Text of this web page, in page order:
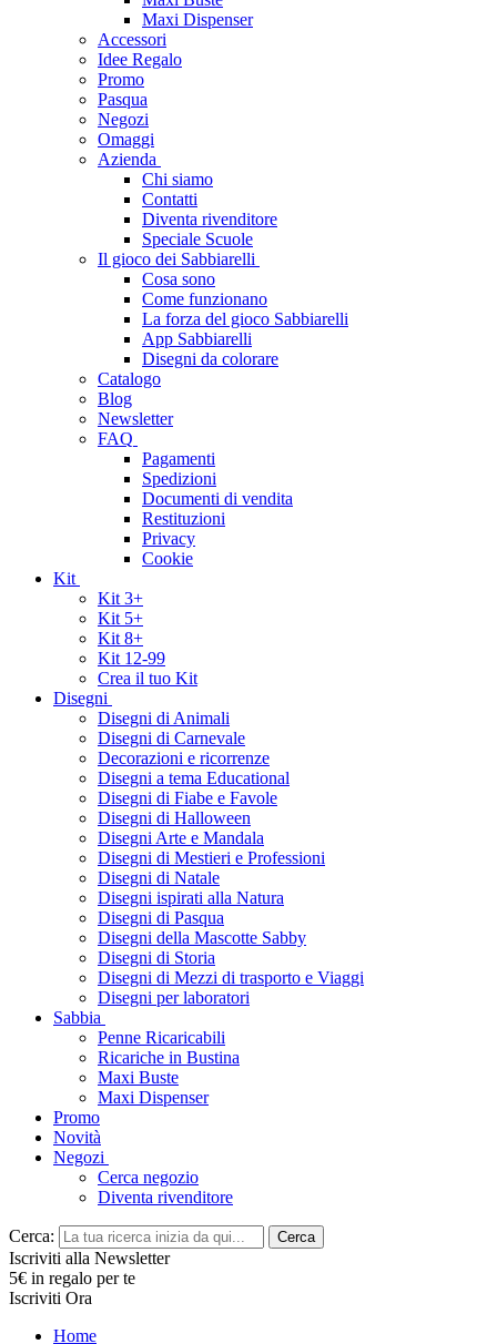
Maxi Dispenser
Accessori
Idee Regalo
Promo
Pasqua
Negozi
Omaggi
Azienda
Chi siamo
Contatti
Diventa rivenditore
Speciale Scuole
Il gioco dei Sabbiarelli
Cosa sono
Come funzionano
La forza del gioco Sabbiarelli
App Sabbiarelli
Disegni da colorare
Catalogo
Blog
Newsletter
FAQ
Pagamenti
Spedizioni
Documenti di vendita
Restituzioni
Privacy
Cookie
Kit
Kit 3+
Kit 5+
Kit 8+
Kit 12-99
Crea il tuo Kit
Disegni
Disegni di Animali
Disegni di Carnevale
Decorazioni e ricorrenze
Disegni a tema Educational
Disegni di Fiabe e Favole
Disegni di Halloween
Disegni Arte e Mandala
Disegni di Mestieri e Professioni
Disegni di Natale
Disegni ispirati alla Natura
Disegni di Pasqua
Disegni della Mascotte Sabby
Disegni di Storia
Disegni di Mezzi di trasporto e Viaggi
Disegni per laboratori
Sabbia
Penne Ricaricabili
Ricariche in Bustina
Maxi Buste
Maxi Dispenser
Promo
Novità
Negozi
Cerca negozio
Diventa rivenditore
Cerca: Cerca
Iscriviti alla Newsletter
5€ in regalo per te
Iscriviti Ora
Home